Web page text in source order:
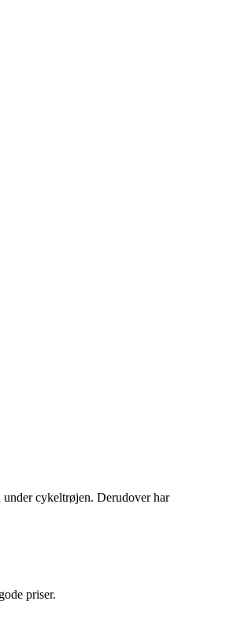
cykeltrøjen. Derudover har
priser.